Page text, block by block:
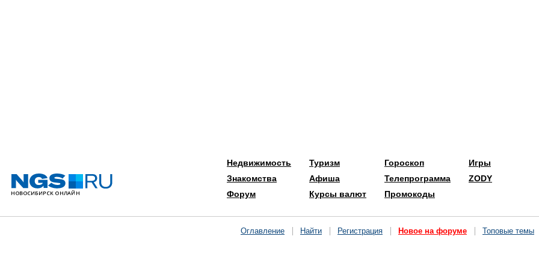
Недвижимость
Знакомства
Форум
Туризм
Афиша
Курсы валют
Гороскоп
Телепрограмма
Промокоды
Игры
ZODY
Оглавление Найти Регистрация Новое на форуме Топовые темы